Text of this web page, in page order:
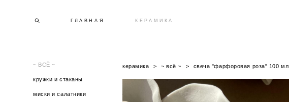
ГЛАВНАЯ КЕРАМИКА
~ ВСЁ ~
кружки и стаканы
миски и салатники
керамика > ~ всё ~ > свеча "фарфоровая роза" 100 мл